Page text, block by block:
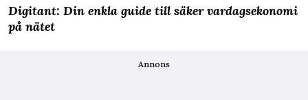
Digitant: Din enkla guide till säker vardagsekonomi
på nätet
Annons